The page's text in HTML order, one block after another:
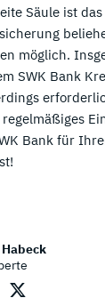
Säule ist
möglich.
SWK Bank
Bank für